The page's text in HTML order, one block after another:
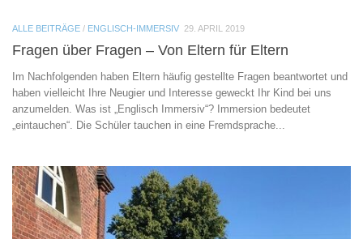
ALLE BEITRÄGE / ENGLISCH-IMMERSIV 29. APRIL 2019
Fragen über Fragen – Von Eltern für Eltern
Im Nachfolgenden haben Eltern häufig gestellte Fragen beantwortet und
haben vielleicht Ihre Neugier und Interesse geweckt Ihr Kind bei uns
anzumelden. Was ist „Englisch Immersiv“? Immersion bedeutet
„eintauchen“. Die Schüler tauchen in eine Fremdsprache...